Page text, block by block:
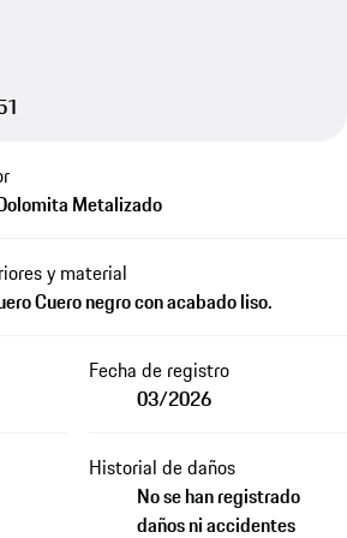
Metalizado
y material
Cuero negro con acabado liso.
Fecha de registro
03/2026
Historial de daños
No se han registrado
daños ni accidentes